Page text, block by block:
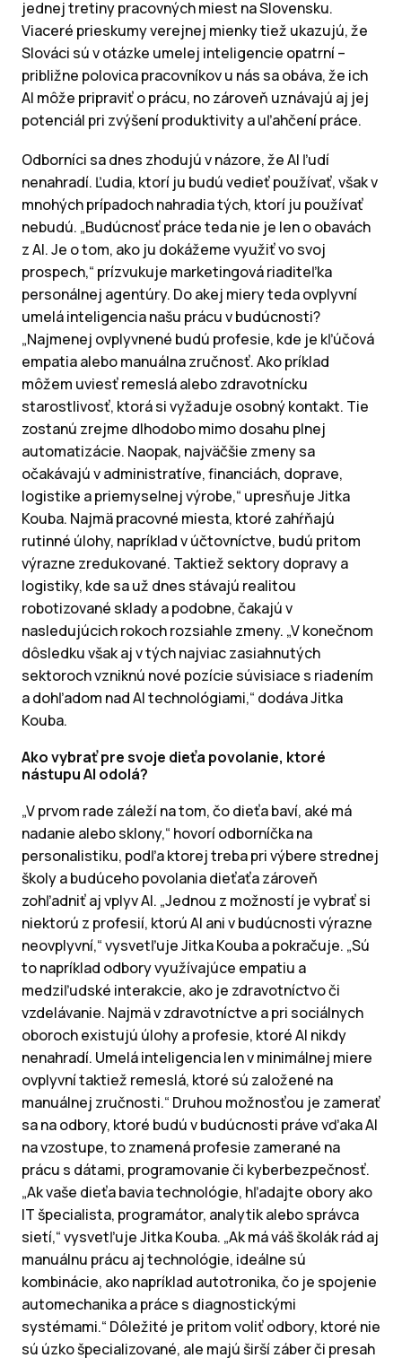
jednej tretiny pracovných miest na Slovensku.
Viaceré prieskumy verejnej mienky tiež ukazujú, že
Slováci sú v otázke umelej inteligencie opatrní –
približne polovica pracovníkov u nás sa obáva, že ich
AI môže pripraviť o prácu, no zároveň uznávajú aj jej
potenciál pri zvýšení produktivity a uľahčení práce.
Odborníci sa dnes zhodujú v názore, že AI ľudí
nenahradí. Ľudia, ktorí ju budú vedieť používať, však v
mnohých prípadoch nahradia tých, ktorí ju používať
nebudú. „Budúcnosť práce teda nie je len o obavách
z AI. Je o tom, ako ju dokážeme využiť vo svoj
prospech,“ prízvukuje marketingová riaditeľka
personálnej agentúry. Do akej miery teda ovplyvní
umelá inteligencia našu prácu v budúcnosti?
„Najmenej ovplyvnené budú profesie, kde je kľúčová
empatia alebo manuálna zručnosť. Ako príklad
môžem uviesť remeslá alebo zdravotnícku
starostlivosť, ktorá si vyžaduje osobný kontakt. Tie
zostanú zrejme dlhodobo mimo dosahu plnej
automatizácie. Naopak, najväčšie zmeny sa
očakávajú v administratíve, financiách, doprave,
logistike a priemyselnej výrobe,“ upresňuje Jitka
Kouba. Najmä pracovné miesta, ktoré zahŕňajú
rutinné úlohy, napríklad v účtovníctve, budú pritom
výrazne zredukované. Taktiež sektory dopravy a
logistiky, kde sa už dnes stávajú realitou
robotizované sklady a podobne, čakajú v
nasledujúcich rokoch rozsiahle zmeny. „V konečnom
dôsledku však aj v tých najviac zasiahnutých
sektoroch vzniknú nové pozície súvisiace s riadením
a dohľadom nad AI technológiami,“ dodáva Jitka
Kouba.
Ako vybrať pre svoje dieťa povolanie, ktoré
nástupu AI odolá?
„V prvom rade záleží na tom, čo dieťa baví, aké má
nadanie alebo sklony,“ hovorí odborníčka na
personalistiku, podľa ktorej treba pri výbere strednej
školy a budúceho povolania dieťaťa zároveň
zohľadniť aj vplyv AI. „Jednou z možností je vybrať si
niektorú z profesií, ktorú AI ani v budúcnosti výrazne
neovplyvní,“ vysvetľuje Jitka Kouba a pokračuje. „Sú
to napríklad odbory využívajúce empatiu a
medziľudské interakcie, ako je zdravotníctvo či
vzdelávanie. Najmä v zdravotníctve a pri sociálnych
oboroch existujú úlohy a profesie, ktoré AI nikdy
nenahradí. Umelá inteligencia len v minimálnej miere
ovplyvní taktiež remeslá, ktoré sú založené na
manuálnej zručnosti.“ Druhou možnosťou je zamerať
sa na odbory, ktoré budú v budúcnosti práve vďaka AI
na vzostupe, to znamená profesie zamerané na
prácu s dátami, programovanie či kyberbezpečnosť.
„Ak vaše dieťa bavia technológie, hľadajte obory ako
IT špecialista, programátor, analytik alebo správca
sietí,“ vysvetľuje Jitka Kouba. „Ak má váš školák rád aj
manuálnu prácu aj technológie, ideálne sú
kombinácie, ako napríklad autotronika, čo je spojenie
automechanika a práce s diagnostickými
systémami.“ Dôležité je pritom voliť odbory, ktoré nie
sú úzko špecializované, ale majú širší záber či presah